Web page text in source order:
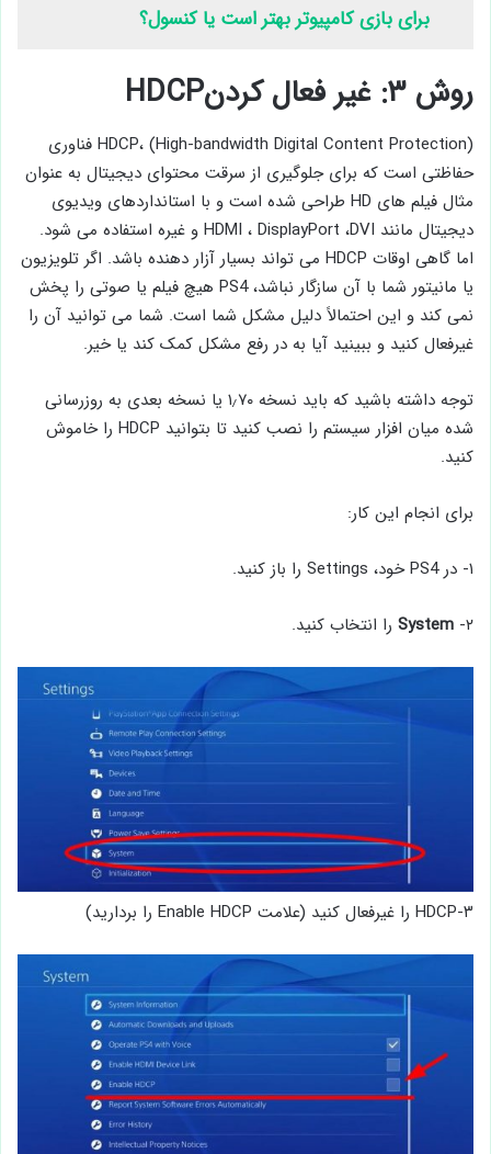
برای بازی کامپیوتر بهتر است یا کنسول؟
روش ۳: غیر فعال کردنHDCP
HDCP، (High-bandwidth Digital Content Protection) فناوری
حفاظتی است که برای جلوگیری از سرقت محتوای دیجیتال به عنوان
مثال فیلم های HD طراحی شده است و با استانداردهای ویدیوی
دیجیتال مانند HDMI ، DisplayPort ،DVI و غیره استفاده می شود.
اما گاهی اوقات HDCP می تواند بسیار آزار دهنده باشد. اگر تلویزیون
یا مانیتور شما با آن سازگار نباشد، PS4 هیچ فیلم یا صوتی را پخش
نمی کند و این احتمالاً دلیل مشکل شما است. شما می توانید آن را
غیرفعال کنید و ببینید آیا به در رفع مشکل کمک کند یا خیر.
توجه داشته باشید که باید نسخه ۱٫۷۰ یا نسخه بعدی به روزرسانی
شده میان افزار سیستم را نصب کنید تا بتوانید HDCP را خاموش
کنید.
برای انجام این کار:
۱- در PS4 خود، Settings را باز کنید.
۲- System را انتخاب کنید.
۳-HDCP را غیرفعال کنید (علامت Enable HDCP را بردارید)